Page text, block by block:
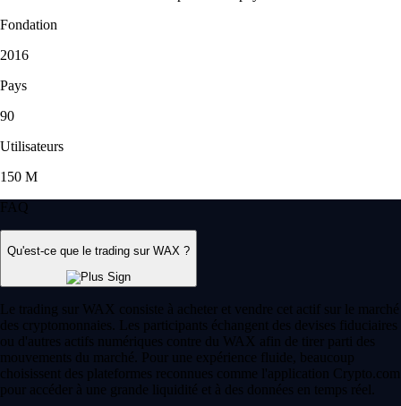
Fondation
2016
Pays
90
Utilisateurs
150 M
FAQ
Qu'est-ce que le trading sur WAX ?
Le trading sur WAX consiste à acheter et vendre cet actif sur le marché
des cryptomonnaies. Les participants échangent des devises fiduciaires
ou d'autres actifs numériques contre du WAX afin de tirer parti des
mouvements du marché. Pour une expérience fluide, beaucoup
choisissent des plateformes reconnues comme l'application Crypto.com
pour accéder à une grande liquidité et à des données en temps réel.